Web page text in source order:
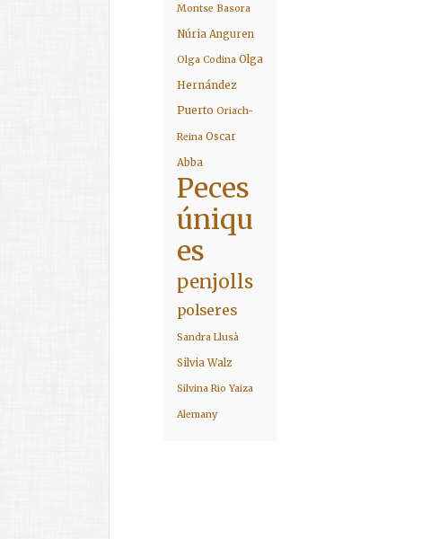
Montse Basora
Núria Anguren
Olga Codina Olga
Hernández
Puerto Oriach-
Reina Oscar
Abba
Peces
úniqu
es
penjolls
polseres
Sandra Llusà
Silvia Walz
Silvina Rio Yaiza
Alemany